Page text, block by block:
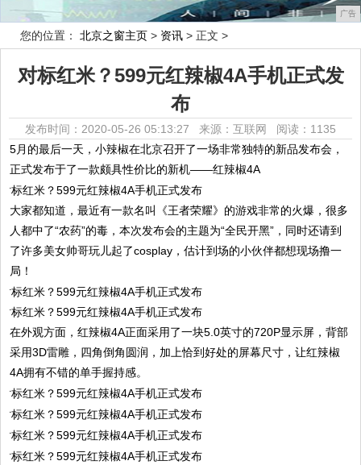
广告
您的位置： 北京之窗主页 > 资讯 > 正文 >
对标红米？599元红辣椒4A手机正式发
布
发布时间：2020-05-26 05:13:27 来源：互联网 阅读：1135
5月的最后一天，小辣椒在北京召开了一场非常独特的新品发布会，
正式发布于了一款颇具性价比的新机——红辣椒4A
大家都知道，最近有一款名叫《王者荣耀》的游戏非常的火爆，很多
人都中了“农药”的毒，本次发布会的主题为“全民开黑”，同时还请到
了许多美女帅哥玩儿起了cosplay，估计到场的小伙伴都想现场撸一
局！
在外观方面，红辣椒4A正面采用了一块5.0英寸的720P显示屏，背部
采用3D雷雕，四角倒角圆润，加上恰到好处的屏幕尺寸，让红辣椒
4A拥有不错的单手握持感。